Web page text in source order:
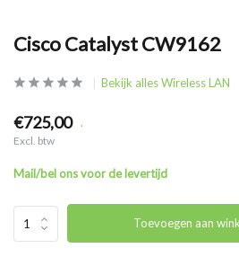
Cisco Catalyst CW9162
Bekijk alles Wireless LAN
€725,00 .
Excl. btw
Mail/bel ons voor de levertijd
Toevoegen aan